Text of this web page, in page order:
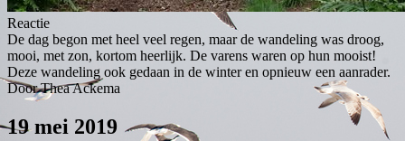
Reactie
De dag begon met heel veel regen, maar de wandeling was droog,
mooi, met zon, kortom heerlijk. De varens waren op hun mooist!
Deze wandeling ook gedaan in de winter en opnieuw een aanrader.
Door Thea Ackema
19 mei 2019